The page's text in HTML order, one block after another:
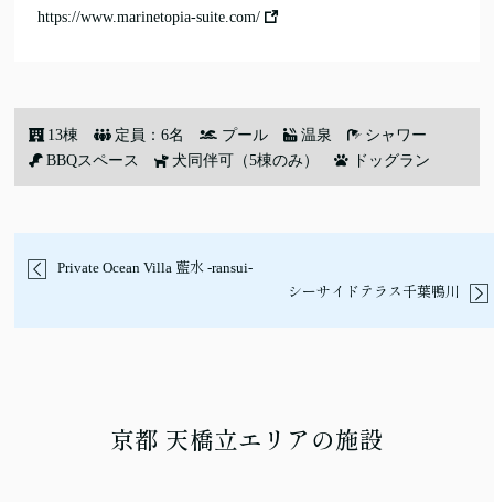
https://www.marinetopia-suite.com/
13棟 定員：6名 プール 温泉
シャワー
BBQスペース
犬同伴可（5棟のみ） ドッグラン
Private Ocean Villa 藍水 -ransui-
シーサイドテラス千葉鴨川
京都 天橋立エリアの施設